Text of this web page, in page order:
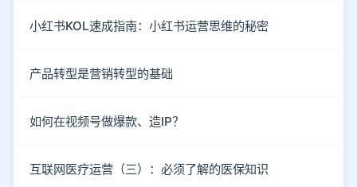
小红书KOL速成指南：小红书运营思维的秘密
产品转型是营销转型的基础
如何在视频号做爆款、造IP？
互联网医疗运营（三）：必须了解的医保知识